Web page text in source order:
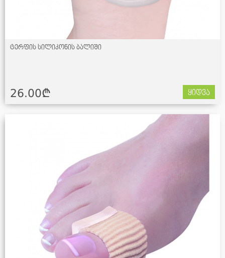
ტერფის სილიკონის ბალიში
26.00¢ ყიდვა